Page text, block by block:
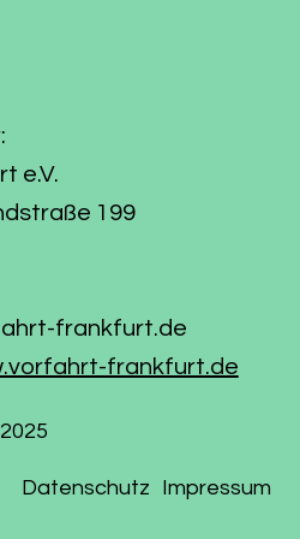
e.V.
199
frankfurt.de
frankfurt.de
Impressum
Datenschutz